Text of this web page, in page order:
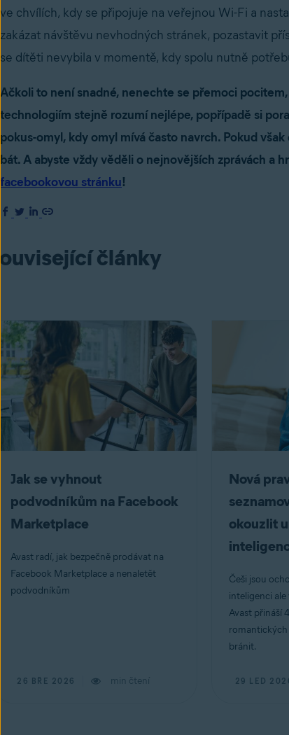
ve chvílích, kdy se připojuje na veřejnou Wi-Fi a
zakázat návštěvu nevhodných stránek, pozastavit
se dítěti nevybila v momentě, kdy spolu nutně
Ačkoli to není snadné, nenechte se přemoci
technologiím stejně rozumí nejlépe, popřípadě si
pokus-omyl, kdy omyl mívá často navrch. Pokud
bát. A abyste vždy věděli o nejnovějších zprávách a
facebookovou stránku!
články
Jak se vyhnout
podvodníkům na Facebook
Marketplace
Avast radí, jak bezpečně prodávat na
Facebook Marketplace a nenaletět
podvodníkům
26 BŘE 2026 min čtení
Nová
okouzlit
Češi jsou
inteligenci
Avast přináší
romantických
bránit.
29 LED